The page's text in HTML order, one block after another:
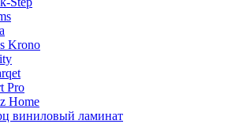
Krono
Pro
Home
виниловый ламинат